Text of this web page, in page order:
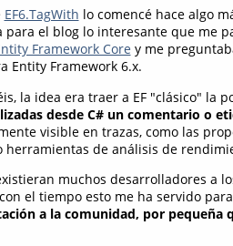
EF6.TagWith lo comencé hace algo
para el blog lo interesante que me
Framework Core y me
Entity Framework 6.x.
la idea era traer a EF "clásico" la
desde C# un comentario o
visible en trazas, como las
herramientas de análisis de
muchos desarrolladores a
el tiempo esto me ha servido
a la comunidad, por pequeña